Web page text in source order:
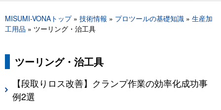
に
移
パ
ン
ず
MISUMI-VONAトップ 技術情報 プロツールの基礎知識
生産加
工用品
ツーリング・治工具
ツーリング・治工具
【段取りロス改善】クランプ作業の効率化成功事
例2選